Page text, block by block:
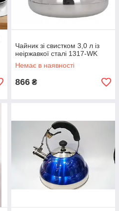
Чайник зі свистком 3,0 л із
неіржавкої сталі 1317-WK
Немає в наявності
866 ₴